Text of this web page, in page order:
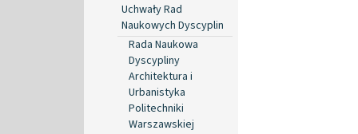
Uchwały Rad
Naukowych Dyscyplin
Rada Naukowa
Dyscypliny
Architektura i
Urbanistyka
Politechniki
Warszawskiej